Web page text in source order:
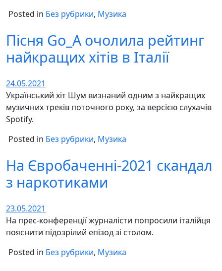
Posted in Без рубрики, Музика
Пісня Go_A очолила рейтинг
найкращих хітів в Італії
24.05.2021
Український хіт Шум визнаний одним з найкращих
музичних треків поточного року, за версією слухачів
Spotify.
Posted in Без рубрики, Музика
На Євробаченні-2021 скандал
з наркотиками
23.05.2021
На прес-конференції журналісти попросили італійця
пояснити підозрілий епізод зі столом.
Posted in Без рубрики, Музика